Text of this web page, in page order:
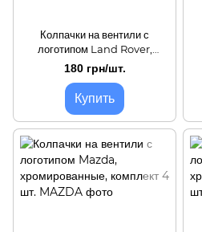
Колпачки на вентили с
логотипом Land Rover,
хромированные, комплект 4
шт.
180 грн/шт.
Купить